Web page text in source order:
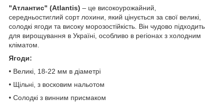
"Атлантис" (Atlantis) – це високоурожайний,
середньостиглий сорт лохини, який цінується за свої великі,
солодкі ягоди та високу морозостійкість. Він чудово підходить
для вирощування в Україні, особливо в регіонах з холодним
кліматом.
Ягоди:
• Великі, 18-22 мм в діаметрі
• Щільні, з восковим нальотом
• Солодкі з винним присмаком